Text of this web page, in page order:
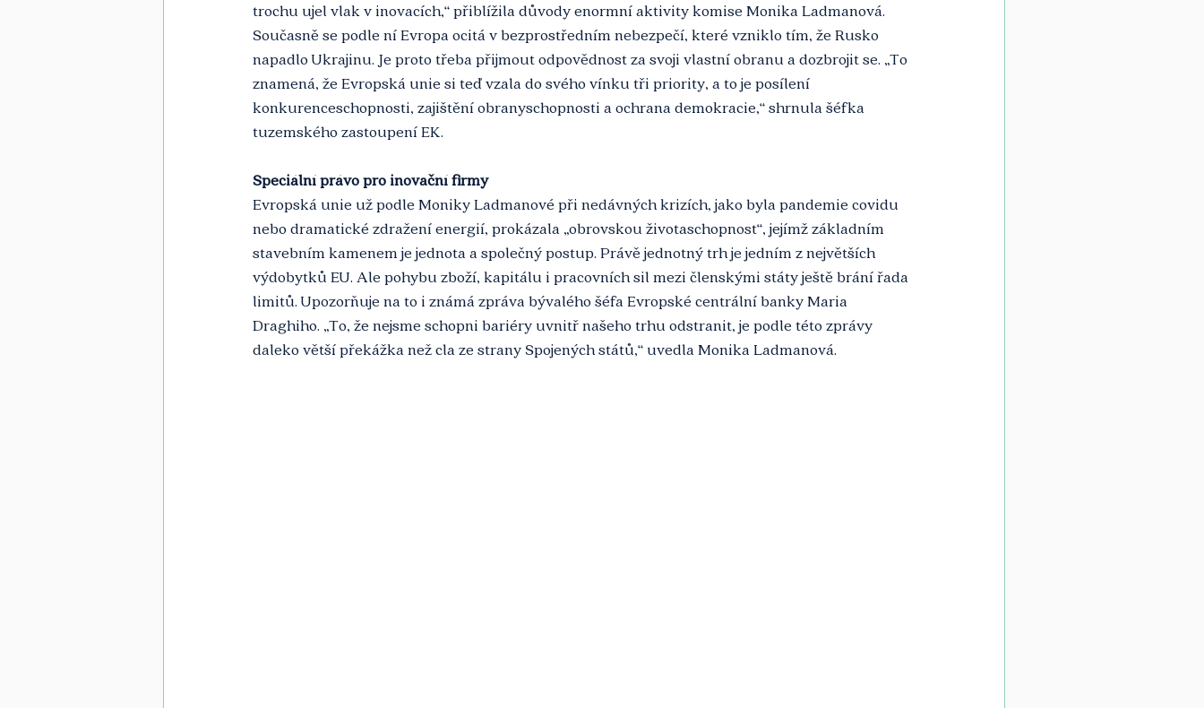
trochu ujel vlak v inovacích,“ přiblížila důvody enormní aktivity komise Monika Ladmanová.
Současně se podle ní Evropa ocitá v bezprostředním nebezpečí, které vzniklo tím, že Rusko
napadlo Ukrajinu. Je proto třeba přijmout odpovědnost za svoji vlastní obranu a dozbrojit se. „To
znamená, že Evropská unie si teď vzala do svého vínku tři priority, a to je posílení
konkurenceschopnosti, zajištění obranyschopnosti a ochrana demokracie,“ shrnula šéfka
tuzemského zastoupení EK.
Speciální právo pro inovační firmy
Evropská unie už podle Moniky Ladmanové při nedávných krizích, jako byla pandemie covidu
nebo dramatické zdražení energií, prokázala „obrovskou životaschopnost“, jejímž základním
stavebním kamenem je jednota a společný postup. Právě jednotný trh je jedním z největších
výdobytků EU. Ale pohybu zboží, kapitálu i pracovních sil mezi členskými státy ještě brání řada
limitů. Upozorňuje na to i známá zpráva bývalého šéfa Evropské centrální banky Maria
Draghiho. „To, že nejsme schopni bariéry uvnitř našeho trhu odstranit, je podle této zprávy
daleko větší překážka než cla ze strany Spojených států,“ uvedla Monika Ladmanová.